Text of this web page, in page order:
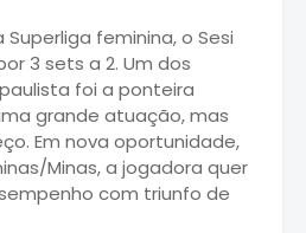
feminina, o Sesi
3 sets a 2. Um dos
foi a ponteira
grande atuação, mas
Em nova oportunidade,
Minas, a jogadora quer
com triunfo de